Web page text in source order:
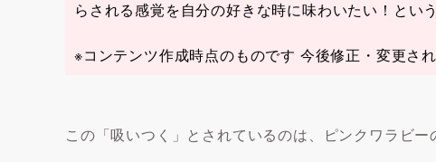
らされる感覚を自分の好きな時に味わいたい！とい
※コンテンツ作成時点のものです 今後修正・変更さ
この「吸いつく」とされているのは、ピンクワラビー